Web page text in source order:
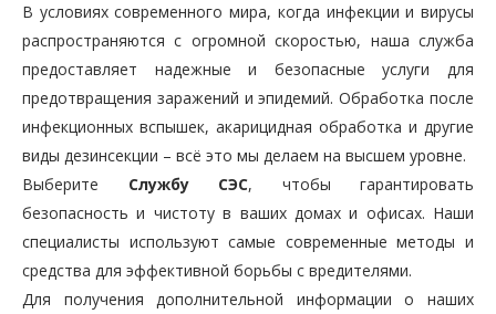
В условиях современного мира, когда инфекции и вирусы
распространяются с огромной скоростью, наша служба
предоставляет надежные и безопасные услуги для
предотвращения заражений и эпидемий. Обработка после
инфекционных вспышек, акарицидная обработка и другие
виды дезинсекции – всё это мы делаем на высшем уровне.
Выберите Службу СЭС, чтобы гарантировать
безопасность и чистоту в ваших домах и офисах. Наши
специалисты используют самые современные методы и
средства для эффективной борьбы с вредителями.
Для получения дополнительной информации о наших